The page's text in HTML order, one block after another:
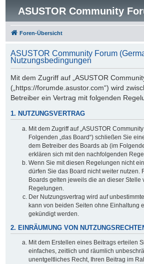
ASUSTOR Community
Foren-Übersicht
ASUSTOR Community Forum
Nutzungsbedingungen
Mit dem Zugriff auf „ASUSTOR
(„https://forumde.asustor.com“) wird
Betreiber ein Vertrag mit folgenden
1. NUTZUNGSVERTRAG
Mit dem Zugriff auf „ASUSTOR
Folgenden „das Board“) schließen Sie
dem Betreiber des Boards ab (im
erklären sich mit den nachfolgenden
Wenn Sie mit diesen Regelungen nicht
dürfen Sie das Board nicht weiter nutzen.
Boards gelten jeweils die an dieser Stelle
Regelungen.
Der Nutzungsvertrag wird auf
kann von beiden Seiten ohne Einhaltung
gekündigt werden.
2. EINRÄUMUNG VON
Mit dem Erstellen eines Beitrags erteilen
einfaches, zeitlich und räumlich
unentgeltliches Recht, Ihren Beitrag im